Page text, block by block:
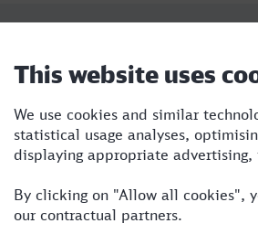
11:55
Lüdenscheid
20.08.26
09:55
3:55